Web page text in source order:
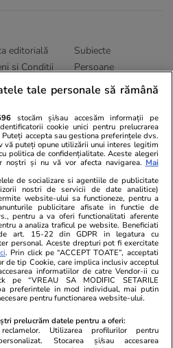
editorială
și Conditii
Subiecte
Persoane
Sitemap
Sporturilor
sarcina
Locuri de muncă
Imobiliare.ro
Jobradar24
Imoradar24
Colecții Libertatea
ONJN nr. 821/25.09.2025.
sunt interzise minorilor.
tale personale să rămână
stocăm și/sau accesăm informații pe
cookie unici pentru prelucrarea
accepta sau gestiona preferințele dvs.
vă puteți opune utilizării unui interes legitim
politica de confidențialitate. Aceste alegeri
noștri și nu vă vor afecta navigarea. Mai
de socializare si agentiile de publicitate
nostri de servicii de date analitice)
website-ului sa functioneze, pentru a
publicitare afisate in functie de
pentru a va oferi functionalitati aferente
a analiza traficul pe website. Beneficiati
art. 15-22 din GDPR in legatura cu
personal. Aceste drepturi pot fi exercitate
. Prin click pe “ACCEPT TOATE”, acceptati
de tip Cookie, care implica inclusiv acceptul
informatiilor de catre Vendor-ii cu
pe “VREAU SA MODIFIC SETARILE
preferintele in mod individual, mai putin
pentru functionarea website-ului.
prelucrăm datele pentru a oferi:
Utilizarea profilurilor pentru
Stocarea și/sau accesarea